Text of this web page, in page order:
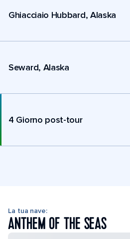
Ghiacciaio Hubbard, Alaska
Seward, Alaska
4 Giorno post-tour
La tua nave:
ANTHEM OF THE SEAS